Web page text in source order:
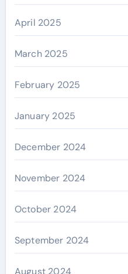
April 2025
March 2025
February 2025
January 2025
December 2024
November 2024
October 2024
September 2024
August 2024